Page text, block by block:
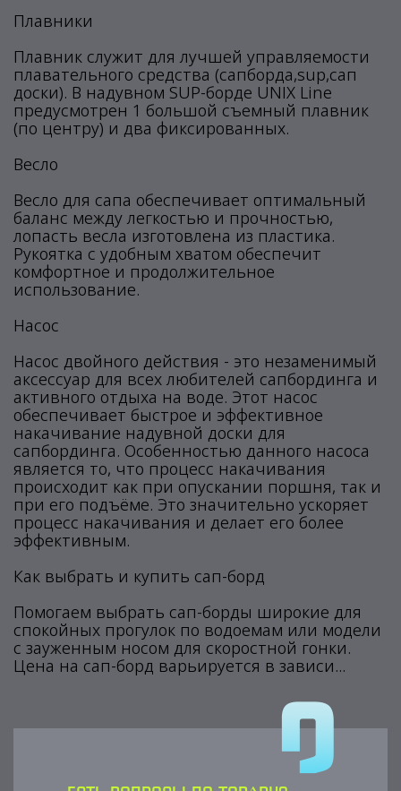
Плавники
Плавник служит для лучшей управляемости
плавательного средства (сапборда,sup,сап
доски). В надувном SUP-борде UNIX Line
предусмотрен 1 большой съемный плавник
(по центру) и два фиксированных.
Весло
Весло для сапа обеспечивает оптимальный
баланс между легкостью и прочностью,
лопасть весла изготовлена из пластика.
Рукоятка с удобным хватом обеспечит
комфортное и продолжительное
использование.
Насос
Насос двойного действия - это незаменимый
аксессуар для всех любителей сапбординга и
активного отдыха на воде. Этот насос
обеспечивает быстрое и эффективное
накачивание надувной доски для
сапбординга. Особенностью данного насоса
является то, что процесс накачивания
происходит как при опускании поршня, так и
при его подъёме. Это значительно ускоряет
процесс накачивания и делает его более
эффективным.
Как выбрать и купить сап-борд
Помогаем выбрать сап-борды широкие для
спокойных прогулок по водоемам или модели
с зауженным носом для скоростной гонки.
Цена на сап-борд варьируется в зависи...